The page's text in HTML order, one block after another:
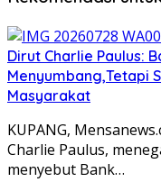
Dirut Charlie Paulus:
Menyumbang,Tetapi
Masyarakat
KUPANG,
Charlie Paulus,
menyebut Bank…